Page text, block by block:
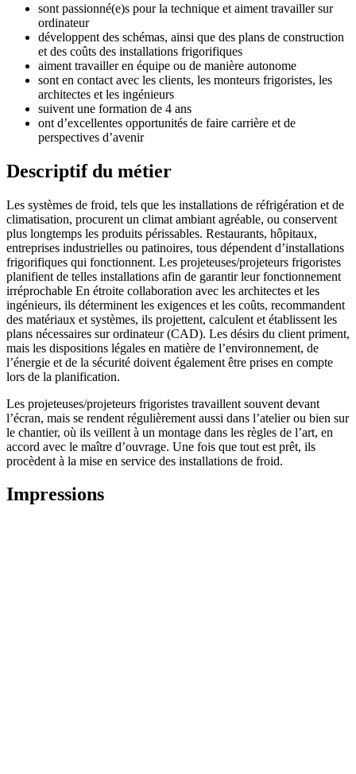
sont passionné(e)s pour la technique et aiment travailler sur
ordinateur
développent des schémas, ainsi que des plans de construction
et des coûts des installations frigorifiques
aiment travailler en équipe ou de manière autonome
sont en contact avec les clients, les monteurs frigoristes, les
architectes et les ingénieurs
suivent une formation de 4 ans
ont d’excellentes opportunités de faire carrière et de
perspectives d’avenir
Descriptif du métier
Les systèmes de froid, tels que les installations de réfrigération et de
climatisation, procurent un climat ambiant agréable, ou conservent
plus longtemps les produits périssables. Restaurants, hôpitaux,
entreprises industrielles ou patinoires, tous dépendent d’installations
frigorifiques qui fonctionnent. Les projeteuses/projeteurs frigoristes
planifient de telles installations afin de garantir leur fonctionnement
irréprochable En étroite collaboration avec les architectes et les
ingénieurs, ils déterminent les exigences et les coûts, recommandent
des matériaux et systèmes, ils projettent, calculent et établissent les
plans nécessaires sur ordinateur (CAD). Les désirs du client priment,
mais les dispositions légales en matière de l’environnement, de
l’énergie et de la sécurité doivent également être prises en compte
lors de la planification.
Les projeteuses/projeteurs frigoristes travaillent souvent devant
l’écran, mais se rendent régulièrement aussi dans l’atelier ou bien sur
le chantier, où ils veillent à un montage dans les règles de l’art, en
accord avec le maître d’ouvrage. Une fois que tout est prêt, ils
procèdent à la mise en service des installations de froid.
Impressions